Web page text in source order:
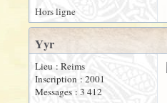
Hors ligne
Yyr
Lieu : Reims
Inscription : 2001
Messages : 3 412